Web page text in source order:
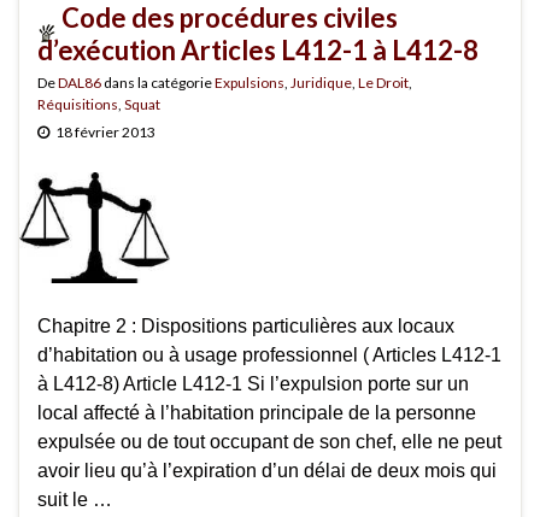
Code des procédures civiles
d’exécution Articles L412-1 à L412-8
DeDAL86 dans la catégorieExpulsions, Juridique, Le Droit,
Réquisitions, Squat
18 février 2013
Chapitre 2 : Dispositions particulières aux locaux
d’habitation ou à usage professionnel ( Articles L412-1
à L412-8) Article L412-1 Si l’expulsion porte sur un
local affecté à l’habitation principale de la personne
expulsée ou de tout occupant de son chef, elle ne peut
avoir lieu qu’à l’expiration d’un délai de deux mois qui
suit le …